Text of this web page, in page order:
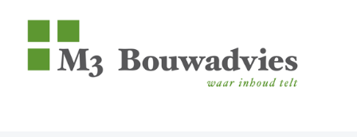
content